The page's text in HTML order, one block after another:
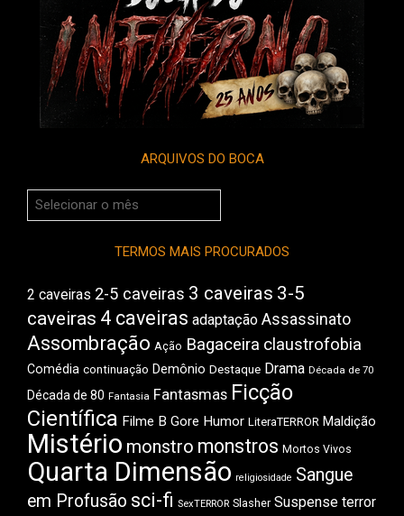
ARQUIVOS DO BOCA
Arquivos
do
TERMOS MAIS PROCURADOS
2 caveiras 2-5 caveiras 3 caveiras 3-5
caveiras 4 caveiras adaptação Assassinato
Assombração Ação Bagaceira claustrofobia
Comédia continuação Demônio Destaque Drama Década de 70
Década de 80 Fantasia Fantasmas Ficção
Científica Filme B Gore Humor LiteraTERROR Maldição
Mistério monstro monstros Mortos Vivos
Quarta Dimensão religiosidade Sangue
em Profusão sci-fi SexTERROR Slasher Suspense terror